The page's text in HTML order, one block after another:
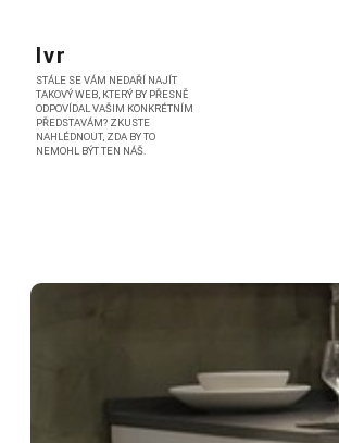
contentIvr
STÁLE SE VÁM NEDAŘÍ NAJÍT
TAKOVÝ WEB, KTERÝ BY PŘESNĚ
ODPOVÍDAL VAŠIM KONKRÉTNÍM
PŘEDSTAVÁM? ZKUSTE
NAHLÉDNOUT, ZDA BY TO
NEMOHL BÝT TEN NÁŠ.